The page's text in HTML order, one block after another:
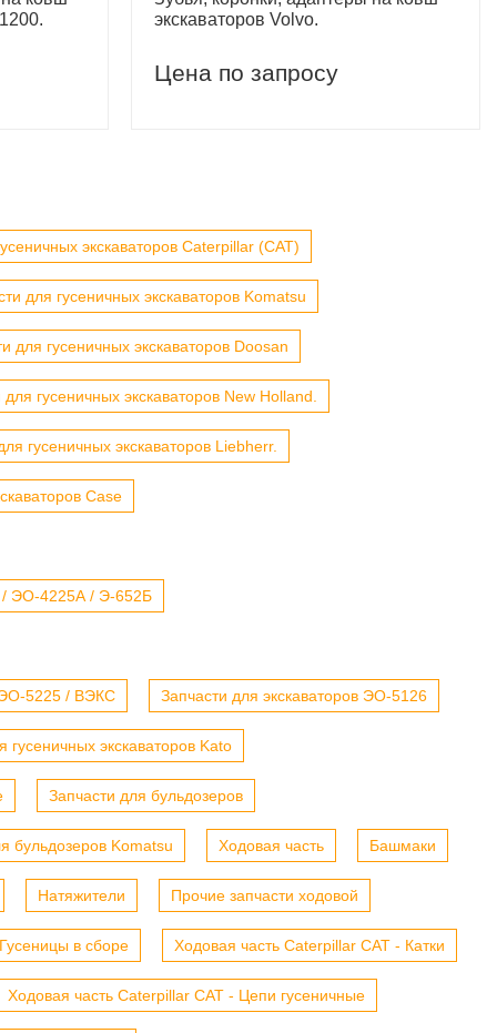
экскаваторов Volvo.
Цена по запросу
экскаваторов Caterpillar (CAT)
для гусеничных экскаваторов Komatsu
для гусеничных экскаваторов Doosan
для гусеничных экскаваторов New Holland.
гусеничных экскаваторов Liebherr.
Case
/ ЭО-4225А / Э-652Б
ЭО-5225 / ВЭКС Запчасти для экскаваторов ЭО-5126
гусеничных экскаваторов Kato
Запчасти для бульдозеров
бульдозеров Komatsu Ходовая часть Башмаки
Натяжители Прочие запчасти ходовой
в сборе Ходовая часть Caterpillar CAT - Катки
Ходовая часть Caterpillar CAT - Цепи гусеничные